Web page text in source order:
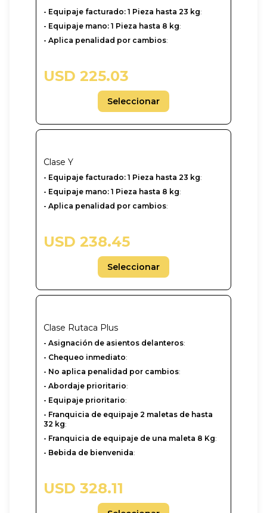
-‎ Equipaje facturado: 1 Pieza hasta 23 kg:
- Equipaje mano: 1 Pieza hasta 8 kg:
- Aplica penalidad por cambios:
USD 225.03
Seleccionar
Clase Y
-‎ Equipaje facturado: 1 Pieza hasta 23 kg:
- Equipaje mano: 1 Pieza hasta 8 kg:
- Aplica penalidad por cambios:
USD 238.45
Seleccionar
Clase Rutaca Plus
- Asignación de asientos delanteros:
- Chequeo inmediato:
- No aplica penalidad por cambios:
- Abordaje prioritario:
- Equipaje prioritario:
- Franquicia de equipaje 2 maletas de hasta
32 kg:
- Franquicia de equipaje de una maleta 8 Kg:
- Bebida de bienvenida:
USD 328.11